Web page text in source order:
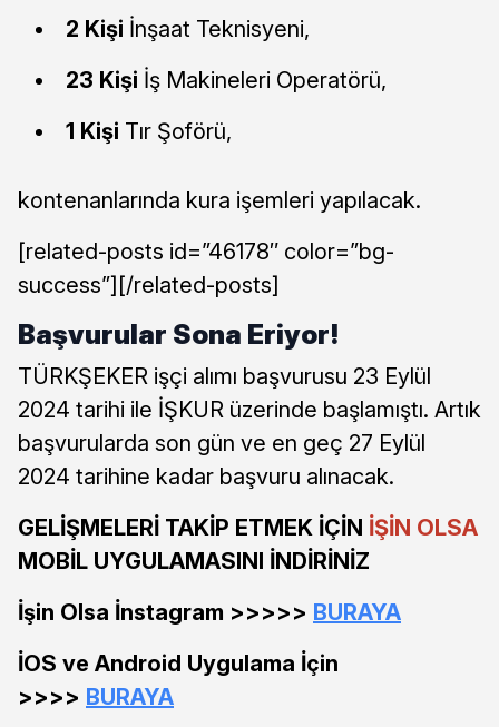
2 Kişi İnşaat Teknisyeni,
23 Kişi İş Makineleri Operatörü,
1 Kişi Tır Şoförü,
kontenanlarında kura işemleri yapılacak.
[related-posts id=”46178″ color=”bg-
success”][/related-posts]
Başvurular Sona Eriyor!
TÜRKŞEKER işçi alımı başvurusu 23 Eylül
2024 tarihi ile İŞKUR üzerinde başlamıştı. Artık
başvurularda son gün ve en geç 27 Eylül
2024 tarihine kadar başvuru alınacak.
GELİŞMELERİ TAKİP ETMEK İÇİN İŞİN OLSA
MOBİL UYGULAMASINI İNDİRİNİZ
İşin Olsa İnstagram >>>>> BURAYA
İOS ve Android Uygulama İçin
>>>> BURAYA